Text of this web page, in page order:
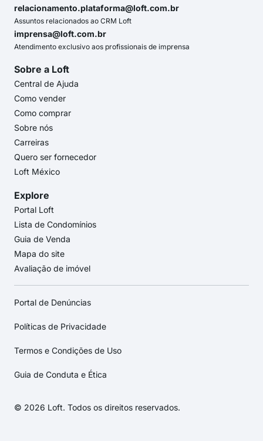
relacionamento.plataforma@loft.com.br
Assuntos relacionados ao CRM Loft
imprensa@loft.com.br
Atendimento exclusivo aos profissionais de imprensa
Sobre a Loft
Central de Ajuda
Como vender
Como comprar
Sobre nós
Carreiras
Quero ser fornecedor
Loft México
Explore
Portal Loft
Lista de Condomínios
Guia de Venda
Mapa do site
Avaliação de imóvel
Portal de Denúncias
Políticas de Privacidade
Termos e Condições de Uso
Guia de Conduta e Ética
© 2026 Loft. Todos os direitos reservados.